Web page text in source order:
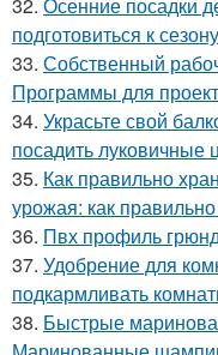
32. Осенние посадки
подготовиться к сезону
33. Собственный
Программы для
34. Украсьте свой
посадить луковичные
35. Как правильно
урожая: как
36. Пвх профиль
37. Удобрение для
подкармливать
38. Быстрые